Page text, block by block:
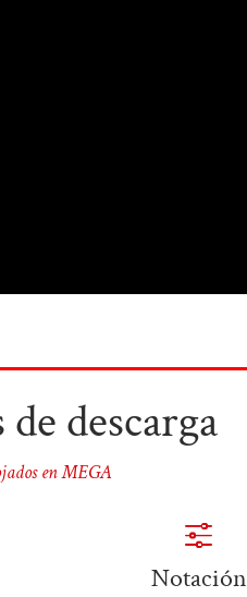
de descarga
en MEGA
f
Notación